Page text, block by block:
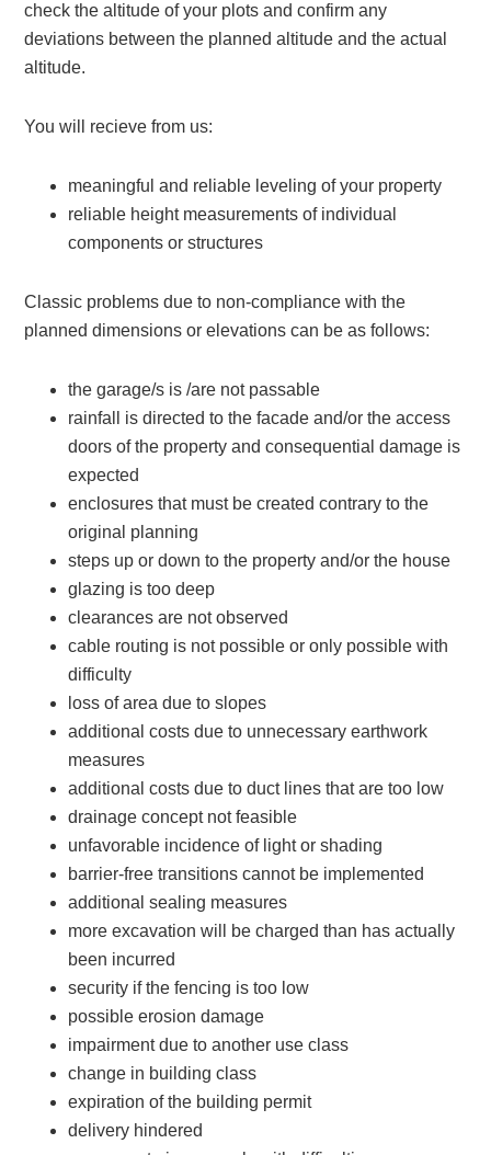
check the altitude of your plots and confirm any
deviations between the planned altitude and the actual
altitude.
You will recieve from us:
meaningful and reliable leveling of your property
reliable height measurements of individual
components or structures
Classic problems due to non-compliance with the
planned dimensions or elevations can be as follows:
the garage/s is /are not passable
rainfall is directed to the facade and/or the access
doors of the property and consequential damage is
expected
enclosures that must be created contrary to the
original planning
steps up or down to the property and/or the house
glazing is too deep
clearances are not observed
cable routing is not possible or only possible with
difficulty
loss of area due to slopes
additional costs due to unnecessary earthwork
measures
additional costs due to duct lines that are too low
drainage concept not feasible
unfavorable incidence of light or shading
barrier-free transitions cannot be implemented
additional sealing measures
more excavation will be charged than has actually
been incurred
security if the fencing is too low
possible erosion damage
impairment due to another use class
change in building class
expiration of the building permit
delivery hindered